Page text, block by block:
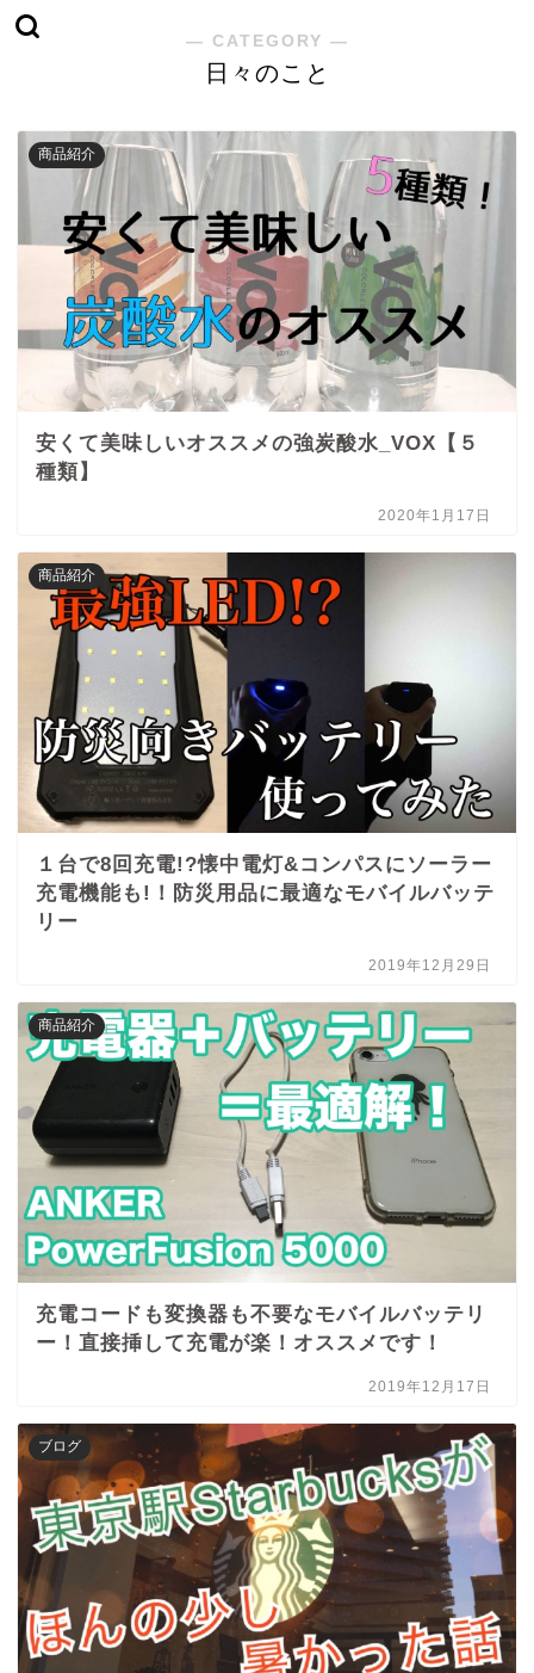
― CATEGORY ―
日々のこと
商品紹介
安くて美味しいオススメの強炭酸水_VOX【５
種類】
2020年1月17日
商品紹介
１台で8回充電!?懐中電灯&コンパスにソーラー
充電機能も!！防災用品に最適なモバイルバッテ
リー
2019年12月29日
商品紹介
充電コードも変換器も不要なモバイルバッテリ
ー！直接挿して充電が楽！オススメです！
2019年12月17日
ブログ